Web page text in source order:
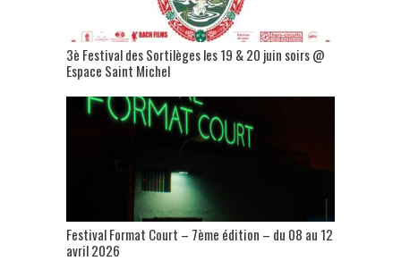
3è Festival des Sortilèges les 19 & 20 juin soirs @
Espace Saint Michel
Festival Format Court – 7ème édition – du 08 au 12
avril 2026